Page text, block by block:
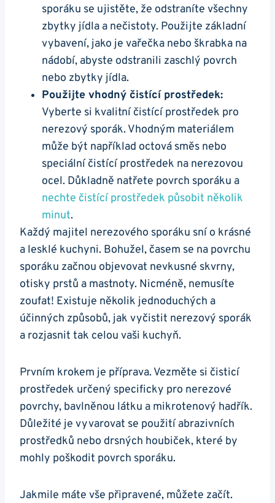
sporáku se ujistěte, že⁢ odstraníte ⁣všechny
zbytky jídla​ a nečistoty. Použijte základní
‍vybavení, jako​ je vařečka nebo škrabka ‌na
nádobí, ‌abyste odstranili zaschlý povrch
⁢nebo zbytky jídla.
Použijte​ vhodný‍ čistící prostředek:
Vyberte si kvalitní ⁣čistící ⁢prostředek⁣ pro
nerezový sporák. Vhodným ⁤materiálem
může být například octová směs ‍nebo
‌speciální ⁣čistící prostředek na​ nerezovou
ocel. Důkladně natřete ⁣povrch sporáku⁤ a ​
nechte čistící​ prostředek působit několik
minut.
Každý⁣ majitel nerezového sporáku sní o krásné
a lesklé ‍kuchyni. Bohužel, časem se na ‌povrchu
sporáku ⁢začnou objevovat nevkusné ‌skvrny,
otisky prstů a mastnoty. Nicméně, nemusíte
zoufat! ​Existuje‌ několik jednoduchých⁤ a
účinných způsobů, jak ​vyčistit nerezový​ sporák
a rozjasnit⁢ tak celou vaši kuchyň.
Prvním ⁢krokem‍ je příprava. Vezměte ⁣si‍ čisticí
prostředek⁢ určený specificky pro nerezové
⁢povrchy, bavlněnou látku a mikrotenový​ hadřík.
Důležité je vyvarovat se použití abrazivních
‍prostředků ⁣nebo ⁣drsných houbiček,⁢ které by ​
mohly poškodit povrch ⁤sporáku.
Jakmile máte ⁤vše ⁣připravené, můžete začít.